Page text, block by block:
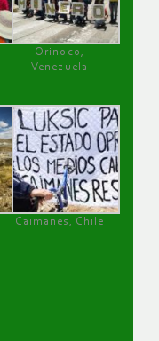
Orinoco,
Venezuela
Caimanes, Chile